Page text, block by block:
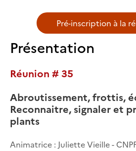
Pré-inscription à la
Présentation
Réunion # 35
Abroutissement, frottis,
Reconnaitre, signaler et
plants
Animatrice : Juliette Vieille -